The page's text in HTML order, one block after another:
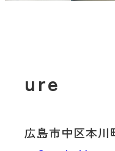
ure
広島市中区本川